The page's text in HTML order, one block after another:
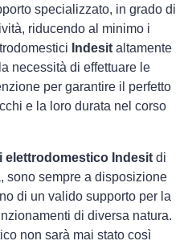
specializzato, in grado di
riducendo al minimo i
Indesit altamente
necessità di effettuare le
per garantire il perfetto
e la loro durata nel corso
elettrodomestico Indesit di
sono sempre a disposizione
di un valido supporto per la
di diversa natura.
non sarà mai stato così